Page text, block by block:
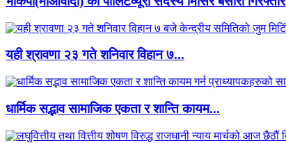
यही श्रावणा २३ गते शनिवार विहान ७...
धार्मिक सद्भाव सामाजिक एकता र शान्ति कायम...